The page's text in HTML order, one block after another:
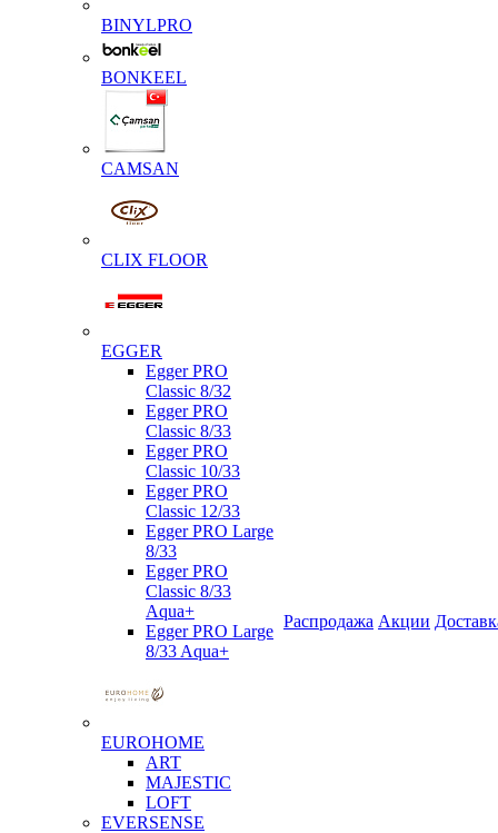
BINYLPRO
BONKEEL
CAMSAN
CLIX FLOOR
EGGER
Egger PRO
Classic 8/32
Egger PRO
Classic 8/33
Egger PRO
Classic 10/33
Egger PRO
Classic 12/33
Egger PRO Large
8/33
Egger PRO
Classic 8/33
Aqua+
Egger PRO Large
8/33 Aqua+
EUROHOME
ART
MAJESTIC
LOFT
EVERSENSE
Распродажа Акции